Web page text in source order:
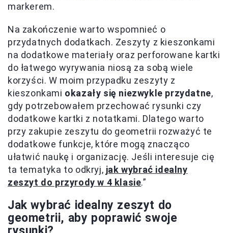
markerem.
Na zakończenie warto wspomnieć o
przydatnych dodatkach. Zeszyty z kieszonkami
na dodatkowe materiały oraz perforowane kartki
do łatwego wyrywania niosą za sobą wiele
korzyści. W moim przypadku zeszyty z
kieszonkami okazały się niezwykle przydatne,
gdy potrzebowałem przechować rysunki czy
dodatkowe kartki z notatkami. Dlatego warto
przy zakupie zeszytu do geometrii rozważyć te
dodatkowe funkcje, które mogą znacząco
ułatwić naukę i organizację. Jeśli interesuje cię
ta tematyka to odkryj, jak wybrać idealny
zeszyt do przyrody w 4 klasie.”
Jak wybrać idealny zeszyt do
geometrii, aby poprawić swoje